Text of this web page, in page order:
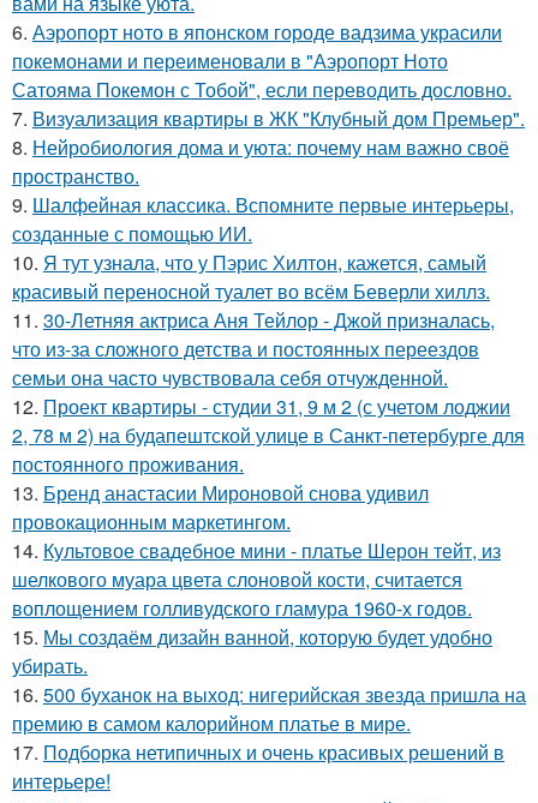
6. Аэропорт ното в японском городе вадзима украсили
покемонами и переименовали в "Аэропорт Ното
Сатояма Покемон с Тобой", если переводить дословно.
7. Визуализация квартиры в ЖК "Клубный дом Премьер".
8. Нейробиология дома и уюта: почему нам важно своё
пространство.
9. Шалфейная классика. Вспомните первые интерьеры,
созданные с помощью ИИ.
10. Я тут узнала, что у Пэрис Хилтон, кажется, самый
красивый переносной туалет во всём Беверли хиллз.
11. 30-Летняя актриса Аня Тейлор - Джой призналась,
что из-за сложного детства и постоянных переездов
семьи она часто чувствовала себя отчужденной.
12. Проект квартиры - студии 31, 9 м 2 (с учетом лоджии
2, 78 м 2) на будапештской улице в Санкт-петербурге для
постоянного проживания.
13. Бренд анастасии Мироновой снова удивил
провокационным маркетингом.
14. Культовое свадебное мини - платье Шерон тейт, из
шелкового муара цвета слоновой кости, считается
воплощением голливудского гламура 1960-х годов.
15. Мы создаём дизайн ванной, которую будет удобно
убирать.
16. 500 буханок на выход: нигерийская звезда пришла на
премию в самом калорийном платье в мире.
17. Подборка нетипичных и очень красивых решений в
интерьере!